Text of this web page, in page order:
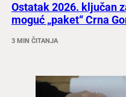
Ostatak 2026. ključan
moguć „paket“ Crna
3 MIN ČITANJA